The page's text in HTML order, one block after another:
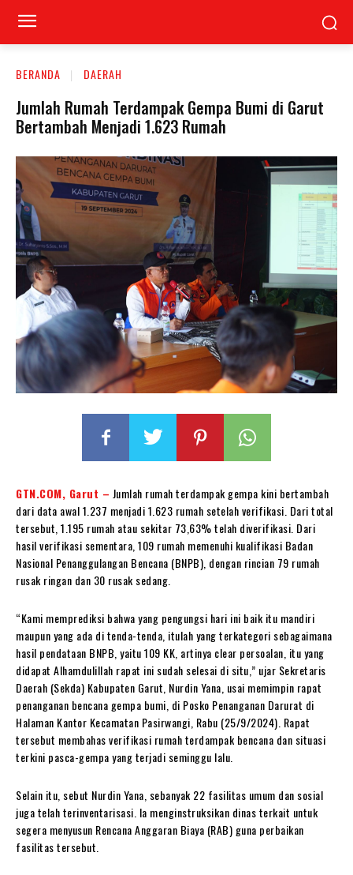
BERANDA DAERAH
Jumlah Rumah Terdampak Gempa Bumi di Garut
Bertambah Menjadi 1.623 Rumah
GTN.COM, Garut – Jumlah rumah terdampak gempa kini bertambah
dari data awal 1.237 menjadi 1.623 rumah setelah verifikasi. Dari total
tersebut, 1.195 rumah atau sekitar 73,63% telah diverifikasi. Dari
hasil verifikasi sementara, 109 rumah memenuhi kualifikasi Badan
Nasional Penanggulangan Bencana (BNPB), dengan rincian 79 rumah
rusak ringan dan 30 rusak sedang.
“Kami memprediksi bahwa yang pengungsi hari ini baik itu mandiri
maupun yang ada di tenda-tenda, itulah yang terkategori sebagaimana
hasil pendataan BNPB, yaitu 109 KK, artinya clear persoalan, itu yang
didapat Alhamdulillah rapat ini sudah selesai di situ,” ujar Sekretaris
Daerah (Sekda) Kabupaten Garut, Nurdin Yana, usai memimpin rapat
penanganan bencana gempa bumi, di Posko Penanganan Darurat di
Halaman Kantor Kecamatan Pasirwangi, Rabu (25/9/2024). Rapat
tersebut membahas verifikasi rumah terdampak bencana dan situasi
terkini pasca-gempa yang terjadi seminggu lalu.
Selain itu, sebut Nurdin Yana, sebanyak 22 fasilitas umum dan sosial
juga telah terinventarisasi. Ia menginstruksikan dinas terkait untuk
segera menyusun Rencana Anggaran Biaya (RAB) guna perbaikan
fasilitas tersebut.